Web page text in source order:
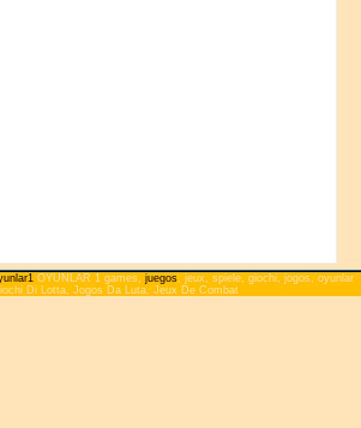
OYUNLAR 1 games, juegos, jeux, spiele, giochi, jogos, oyunlar
Di Lotta, Jogos Da Luta, Jeux De Combat